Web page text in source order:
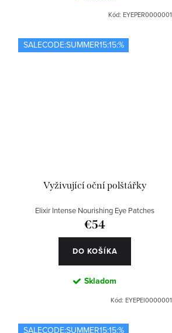
Kód: EYEPER0000001
SALECODE:SUMMER15:15:%
Vyživující oční polštářky
Elixir Intense Nourishing Eye Patches
€54
DO KOŠÍKA
Skladom
Kód: EYEPEI0000001
SALECODE:SUMMER15:15:%